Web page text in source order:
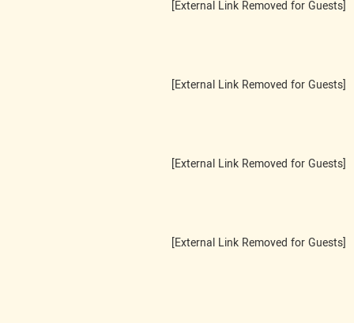
[External Link Removed for Guests]
[External Link Removed for Guests]
[External Link Removed for Guests]
[External Link Removed for Guests]